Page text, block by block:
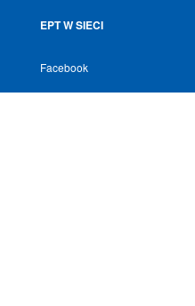
EPT W SIECI
Facebook